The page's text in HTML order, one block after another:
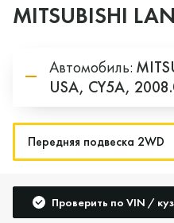
MITSUBISHI
Автомобиль:
USA, CY5A,
Проверить по VIN /